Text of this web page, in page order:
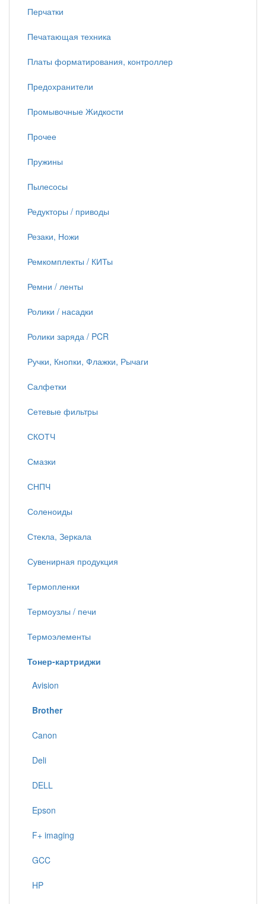
Перчатки
Печатающая техника
Платы форматирования, контроллер
Предохранители
Промывочные Жидкости
Прочее
Пружины
Пылесосы
Редукторы / приводы
Резаки, Ножи
Ремкомплекты / КИТы
Ремни / ленты
Ролики / насадки
Ролики заряда / PCR
Ручки, Кнопки, Флажки, Рычаги
Салфетки
Сетевые фильтры
СКОТЧ
Смазки
СНПЧ
Соленоиды
Стекла, Зеркала
Сувенирная продукция
Термопленки
Термоузлы / печи
Термоэлементы
Тонер-картриджи
Avision
Brother
Canon
Deli
DELL
Epson
F+ imaging
GCC
HP